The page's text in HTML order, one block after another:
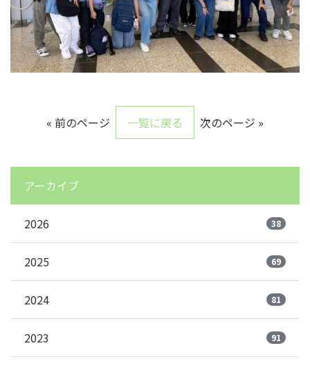
« 前のページ 一覧に戻る 次のページ »
アーカイブ
2026 38
2025 69
2024 81
2023 91